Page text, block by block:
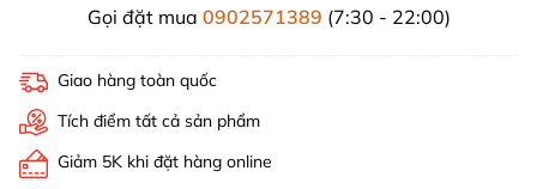
Gọi đặt mua 0902571389 (7:30 - 22:00)
Giao hàng toàn quốc
Tích điểm tất cả sản phẩm
Giảm 5K khi đặt hàng online